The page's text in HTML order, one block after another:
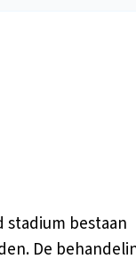
bestaan
De